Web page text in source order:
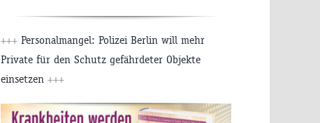
+++ Personalmangel: Polizei Berlin will mehr
Private für den Schutz gefährdeter Objekte
einsetzen +++